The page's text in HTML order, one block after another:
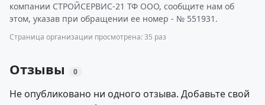
компании СТРОЙСЕРВИС-21 ТФ ООО, сообщите нам об
этом, указав при обращении ее номер - № 551931.
Страница организации просмотрена: 35 раз
Отзывы 0
Не опубликовано ни одного отзыва. Добавьте свой